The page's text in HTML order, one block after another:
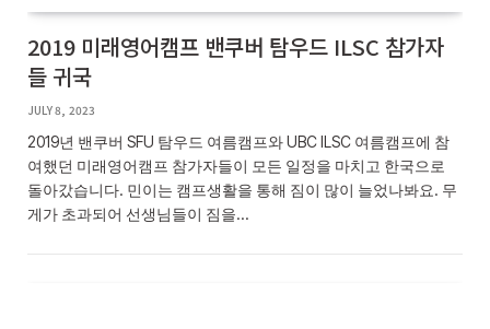
2019 미래영어캠프 밴쿠버 탐우드 ILSC 참가자
들 귀국
JULY 8, 2023
2019년 밴쿠버 SFU 탐우드 여름캠프와 UBC ILSC 여름캠프에 참
여했던 미래영어캠프 참가자들이 모든 일정을 마치고 한국으로
돌아갔습니다. 민이는 캠프생활을 통해 짐이 많이 늘었나봐요. 무
게가 초과되어 선생님들이 짐을…